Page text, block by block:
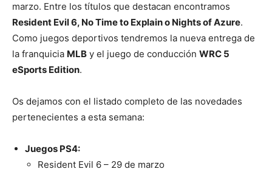
marzo. Entre los títulos que destacan encontramos
Resident Evil 6, No Time to Explain o Nights of Azure.
Como juegos deportivos tendremos la nueva entrega de
la franquicia MLB y el juego de conducción WRC 5
eSports Edition.
Os dejamos con el listado completo de las novedades
pertenecientes a esta semana:
Juegos PS4:
Resident Evil 6 – 29 de marzo